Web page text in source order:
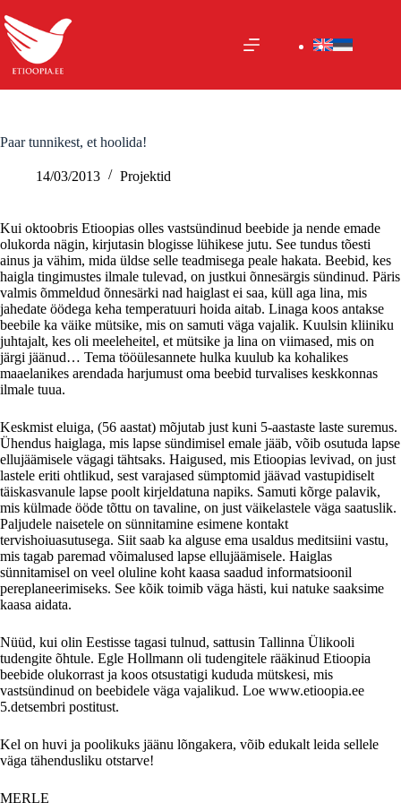
to
content
Paar tunnikest, et hoolida!
14/03/2013 Projektid
Kui oktoobris Etioopias olles vastsündinud beebide ja nende emade
olukorda nägin, kirjutasin blogisse lühikese jutu. See tundus tõesti
ainus ja vähim, mida üldse selle teadmisega peale hakata. Beebid, kes
haigla tingimustes ilmale tulevad, on justkui õnnesärgis sündinud. Päris
valmis õmmeldud õnnesärki nad haiglast ei saa, küll aga lina, mis
jahedate öödega keha temperatuuri hoida aitab. Linaga koos antakse
beebile ka väike mütsike, mis on samuti väga vajalik. Kuulsin kliiniku
juhtajalt, kes oli meeleheitel, et mütsike ja lina on viimased, mis on
järgi jäänud… Tema tööülesannete hulka kuulub ka kohalikes
maaelanikes arendada harjumust oma beebid turvalises keskkonnas
ilmale tuua.
Keskmist eluiga, (56 aastat) mõjutab just kuni 5-aastaste laste suremus.
Ühendus haiglaga, mis lapse sündimisel emale jääb, võib osutuda lapse
ellujäämisele vägagi tähtsaks. Haigused, mis Etioopias levivad, on just
lastele eriti ohtlikud, sest varajased sümptomid jäävad vastupidiselt
täiskasvanule lapse poolt kirjeldatuna napiks. Samuti kõrge palavik,
mis külmade ööde tõttu on tavaline, on just väikelastele väga saatuslik.
Paljudele naisetele on sünnitamine esimene kontakt
tervishoiuasutusega. Siit saab ka alguse ema usaldus meditsiini vastu,
mis tagab paremad võimalused lapse ellujäämisele. Haiglas
sünnitamisel on veel oluline koht kaasa saadud informatsioonil
pereplaneerimiseks. See kõik toimib väga hästi, kui natuke saaksime
kaasa aidata.
Nüüd, kui olin Eestisse tagasi tulnud, sattusin Tallinna Ülikooli
tudengite õhtule. Egle Hollmann oli tudengitele rääkinud Etioopia
beebide olukorrast ja koos otsustatigi kududa mütskesi, mis
vastsündinud on beebidele väga vajalikud. Loe www.etioopia.ee
5.detsembri postitust.
Kel on huvi ja poolikuks jäänu lõngakera, võib edukalt leida sellele
väga tähendusliku otstarve!
MERLE